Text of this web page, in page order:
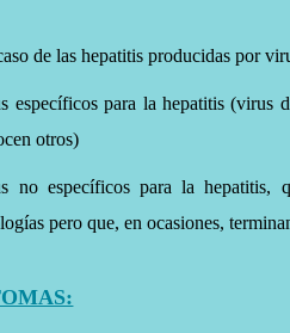
de las hepatitis producidas por
específicos para la hepatitis (virus
otros)
no específicos para la hepatitis,
pero que, en ocasiones,